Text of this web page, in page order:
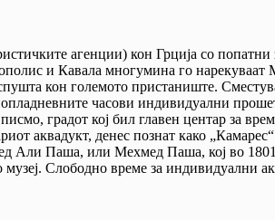
агенции) кон Грција со
и Кавала многумина го
кон големото пристаниште.
часови индивидуални
градот кој бил главен центар за
аквадукт, денес познат како
Али Паша, или Мехмед Паша, кој во
музеј. Слободно време за индивидуални